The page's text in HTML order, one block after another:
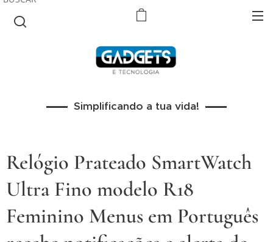
Simplificando a tua vida!
Relógio Prateado SmartWatch
Ultra Fino modelo R18
Feminino Menus em Português